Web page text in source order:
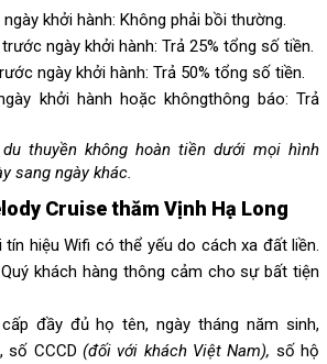
khởi hành: Không phải bồi thường.
ngày khởi hành: Trả 25% tổng số tiền.
ngày khởi hành: Trả 50% tổng số tiền.
khởi hành hoặc khôngthông báo: Trả
thuyền không hoàn tiền dưới mọi hình
sang ngày khác.
Cruise thăm Vịnh Hạ Long
tín hiệu Wifi có thể yếu do cách xa đất liền.
khách hàng thông cảm cho sự bất tiện
đầy đủ họ tên, ngày tháng năm sinh,
số CCCD (đối với khách Việt Nam), số hộ